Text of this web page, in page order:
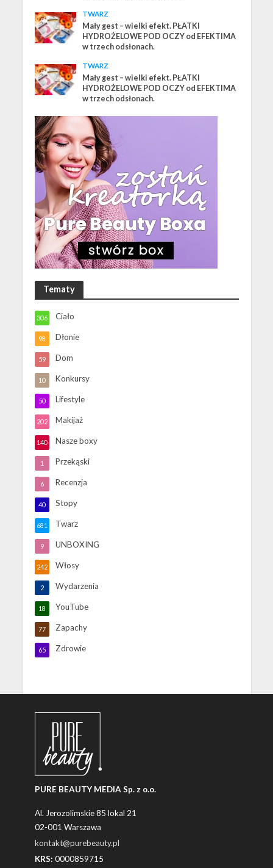
TWARZ
Mały gest – wielki efekt. PŁATKI
HYDROŻELOWE POD OCZY od EFEKTIMA
w trzech odsłonach.
TWARZ
Mały gest – wielki efekt. PŁATKI
HYDROŻELOWE POD OCZY od EFEKTIMA
w trzech odsłonach.
Tematy
Ciało
306
Dłonie
98
Dom
59
Konkursy
10
Lifestyle
50
Makijaż
202
Nasze boxy
140
Przekąski
1
Recenzja
6
Stopy
40
Twarz
681
UNBOXING
9
Włosy
242
Wydarzenia
2
YouTube
18
Zapachy
77
Zdrowie
65
PURE BEAUTY MEDIA Sp. z o.o.
Al. Jerozolimskie 85 lokal 21
02-001 Warszawa
kontakt@purebeauty.pl
KRS: 0000859715